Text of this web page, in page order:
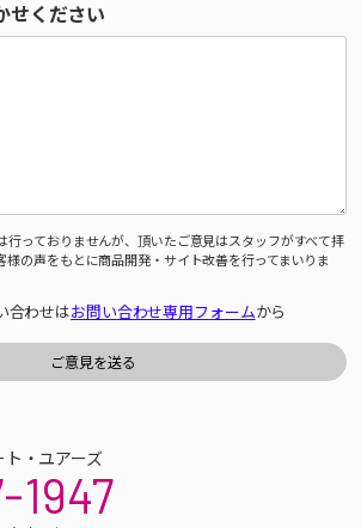
せください
行っておりませんが、頂いたご意見はスタッフがすべて拝
様の声をもとに商品開発・サイト改善を行ってまいりま
合わせはお問い合わせ専用フォームから
・ユアーズ
1947